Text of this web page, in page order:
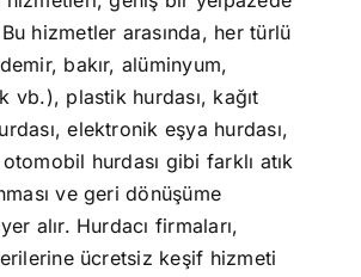
hizmetler arasında, her türlü
bakır, alüminyum,
vb.), plastik hurdası, kağıt
elektronik eşya hurdası,
hurdası gibi farklı atık
ve geri dönüşüme
alır. Hurdacı firmaları,
ücretsiz keşif hizmeti